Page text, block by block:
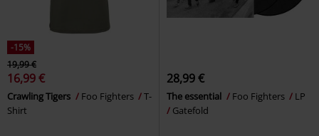
-15%
19,99 €
16,99 €
Crawling Tigers Foo Fighters
T-
Shirt
28,99 €
The essential Foo Fighters
LP
Gatefold